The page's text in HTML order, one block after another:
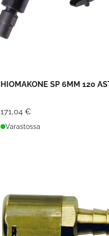
HIOMAKONE SP 6MM 120
171,04 €
Varastossa